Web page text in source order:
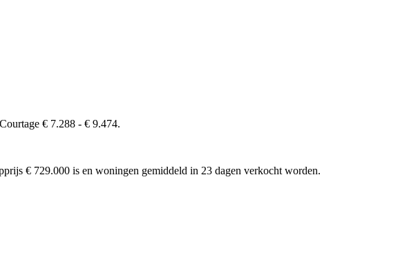
€ 7.288 - € 9.474.
€ 729.000 is en woningen gemiddeld in 23 dagen verkocht worden.